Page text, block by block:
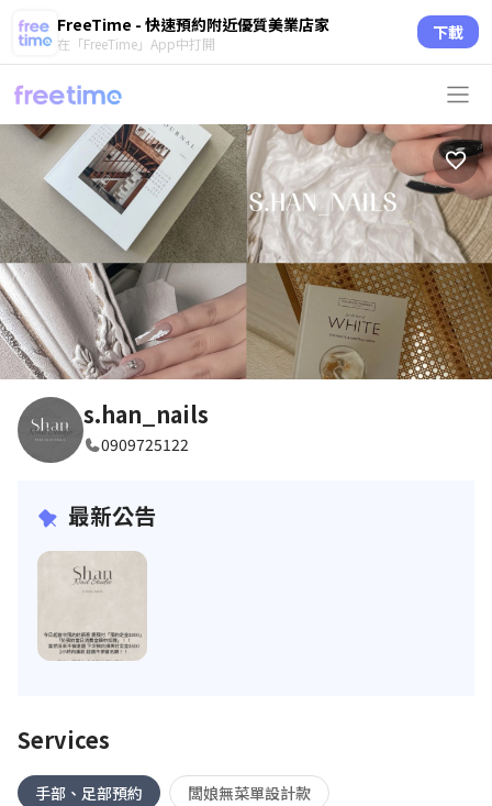
FreeTime - 快速預約附近優質美業店家
在「FreeTime」App中打開 下載
s.han_nails
0909725122
最新公告
Services
手部、足部預約 闆娘無菜單設計款